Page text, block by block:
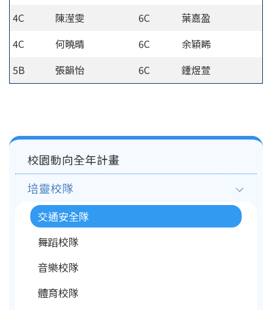
4C
陳滢雯 6C
葉嘉盈
4C
何曉晴 6C
余穎睎
5B
張韻怡 6C 鍾煜萱
Main
navigation
校園動向全年計畫
培靈校隊
交通安全隊
舞蹈校隊
音樂校隊
體育校隊